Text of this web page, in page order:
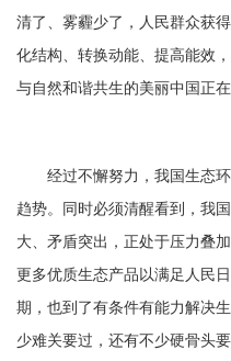
清了、雾霾少了，人民群众获
化结构、转换动能、提高能效
与自然和谐共生的美丽中国正在
经过不懈努力，我国生态环
趋势。同时必须清醒看到，我
大、矛盾突出，正处于压力叠
更多优质生态产品以满足人民
期，也到了有条件有能力解决
少难关要过，还有不少硬骨头